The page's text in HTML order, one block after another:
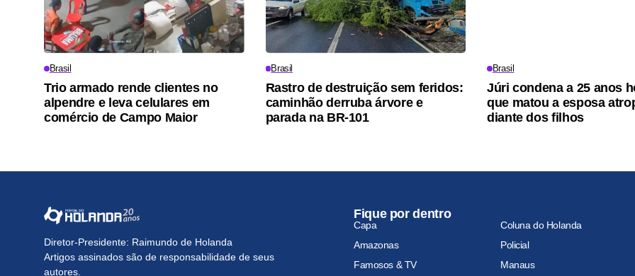
Brasil
Trio armado rende clientes no
alpendre e leva celulares em
comércio de Campo Maior
Brasil
Rastro de destruição sem feridos:
caminhão derruba árvore e
parada na BR-101
Brasil
Júri condena a 25 anos
que matou a esposa
diante dos filhos
Diretor-Presidente: Raimundo de Holanda
Artigos assinados são de responsabilidade de seus
autores.
Fique por dentro
Capa
Coluna do Holanda
Amazonas
Policial
Famosos & TV
Manaus